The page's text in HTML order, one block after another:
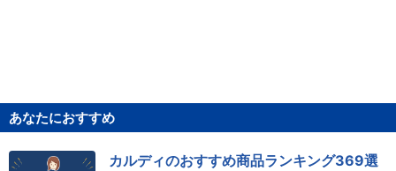
あなたにおすすめ
カルディのおすすめ商品ランキング369選